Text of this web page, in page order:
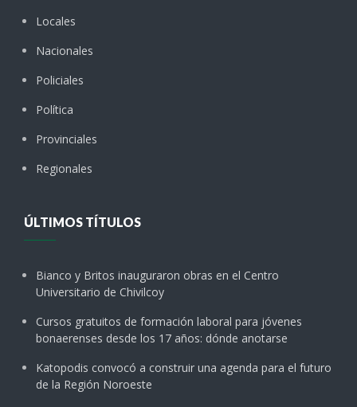
Locales
Nacionales
Policiales
Política
Provinciales
Regionales
ÚLTIMOS TÍTULOS
Bianco y Britos inauguraron obras en el Centro
Universitario de Chivilcoy
Cursos gratuitos de formación laboral para jóvenes
bonaerenses desde los 17 años: dónde anotarse
Katopodis convocó a construir una agenda para el futuro
de la Región Noroeste